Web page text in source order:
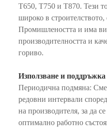
T650, T750 и T870. Тези
широко в строителството,
Промишлеността и има
производителността и
гориво.
Използване и поддръжка
Периодична подмяна:
редовни интервали
на производителя, за да
оптимално работно